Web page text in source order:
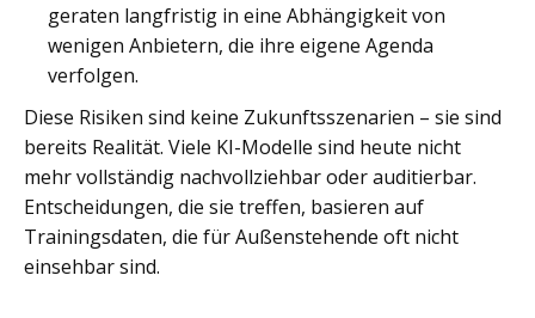
geraten langfristig in eine Abhängigkeit von
wenigen Anbietern, die ihre eigene Agenda
verfolgen.
Diese Risiken sind keine Zukunftsszenarien – sie sind
bereits Realität. Viele KI-Modelle sind heute nicht
mehr vollständig nachvollziehbar oder auditierbar.
Entscheidungen, die sie treffen, basieren auf
Trainingsdaten, die für Außenstehende oft nicht
einsehbar sind.